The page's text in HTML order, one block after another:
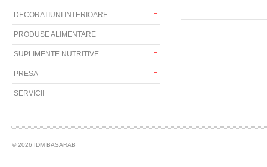
DECORATIUNI INTERIOARE
PRODUSE ALIMENTARE
SUPLIMENTE NUTRITIVE
PRESA
SERVICII
© 2026 IDM BASARAB